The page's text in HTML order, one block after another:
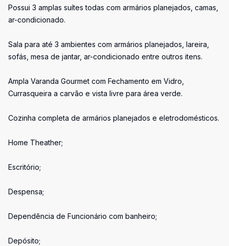
Possui 3 amplas suítes todas com armários planejados, camas,
ar-condicionado.
Sala para até 3 ambientes com armários planejados, lareira,
sofás, mesa de jantar, ar-condicionado entre outros itens.
Ampla Varanda Gourmet com Fechamento em Vidro,
Currasqueira a carvão e vista livre para área verde.
Cozinha completa de armários planejados e eletrodomésticos.
Home Theather;
Escritório;
Despensa;
Dependência de Funcionário com banheiro;
Depósito;